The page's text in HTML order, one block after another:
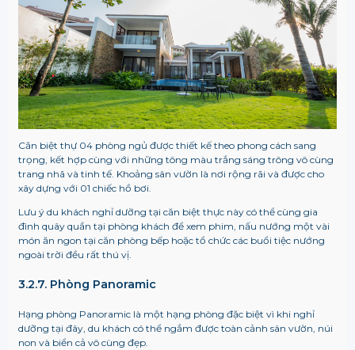
Căn biệt thự 04 phòng ngủ được thiết kế theo phong cách sang
trọng, kết hợp cùng với những tông màu trắng sáng trông vô cùng
trang nhã và tinh tế. Khoảng sân vườn là nơi rộng rãi và được cho
xây dựng với 01 chiếc hồ bơi.
Lưu ý du khách nghỉ dưỡng tại căn biệt thực này có thể cùng gia
đình quây quần tại phòng khách để xem phim, nấu nướng một vài
món ăn ngon tại căn phòng bếp hoặc tổ chức các buổi tiệc nướng
ngoài trời đều rất thú vị.
3.2.7. Phòng Panoramic
Hạng phòng Panoramic là một hạng phòng đặc biệt vì khi nghỉ
dưỡng tại đây, du khách có thể ngắm được toàn cảnh sân vườn, núi
non và biển cả vô cùng đẹp.